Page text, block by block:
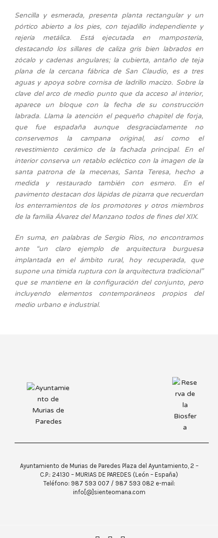
Sencilla y esmerada, presenta planta rectangular y un
pórtico abierto a los pies, con tejadillo independiente y
rejería metálica. Está ejecutada en mampostería,
destacando los sillares de caliza gris bien labrados en
zócalo y cadenas angulares; la cubierta, antaño de teja
plana de la cercana fábrica de San Claudio, es a tres
aguas y apoya sobre cornisa de ladrillo macizo. Sobre la
clave del arco de medio punto que da acceso al interior,
aparece un bloque con la fecha de su construcción
labrada. Llama la atención el pequeño chapitel de forja,
que fue espadaña aunque desgraciadamente no
conservemos la campana original, así como el
revestimiento cerámico de la fachada principal. En el
interior conserva un retablo ecléctico con la imagen de la
santa patrona de la mecenas, Santa Teresa, hecho a
medida y restaurado también con esmero. En el
pavimento destacan dos lápidas de pizarra que recuerdan
los enterramientos de los promotores y otros miembros
de la familia Álvarez del Manzano todos de fines del XIX.
En suma, en palabras de Sergio Ríos, no encontramos
ante “un claro ejemplo de arquitectura burguesa
implantada en el ámbito rural, hoy recuperada, que
supone una tímida ruptura con la arquitectura tradicional”
que se mantiene en la configuración del conjunto, pero
incluyendo elementos contemporáneos propios del
medio urbano e industrial.
Ayuntamiento de Murias de Paredes Plaza del Ayuntamiento, 2 –
C.P.: 24130 – MURIAS DE PAREDES (León – España)
Teléfono: 987 593 007 / 987 593 082 e-mail:
info[@]sienteomana.com